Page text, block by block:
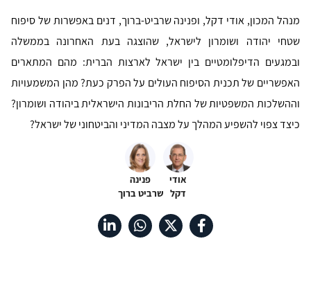
מנהל המכון, אודי דקל, ופנינה שרביט-ברוך, דנים באפשרות של סיפוח
שטחי יהודה ושומרון לישראל, שהוצגה בעת האחרונה בממשלה
ובמגעים הדיפלומטיים בין ישראל לארצות הברית: מהם המתארים
האפשריים של תכנית הסיפוח העולים על הפרק כעת? מהן המשמעויות
וההשלכות המשפטיות של החלת הריבונות הישראלית ביהודה ושומרון?
כיצד צפוי להשפיע המהלך על מצבה המדיני והביטחוני של ישראל?
אודי
דקל
פנינה
שרביט ברוך